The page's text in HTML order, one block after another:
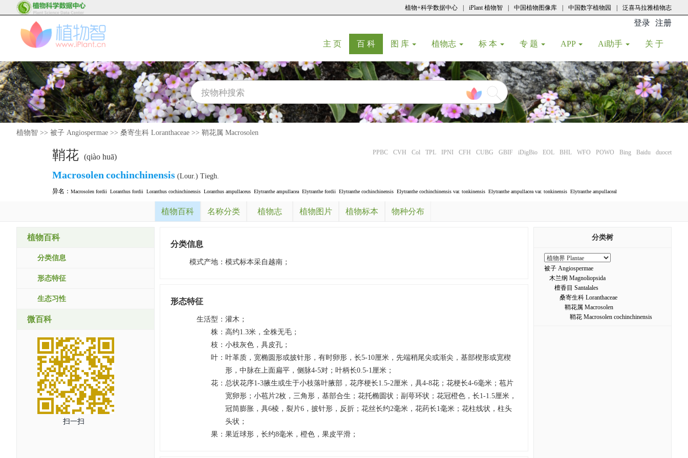
植物+科学数据中心 iPlant 植物智 中国植物图像库 中国数字植物园 泛喜马拉雅植物志
登录 注册
主 页(current)
百 科(current)
图 库 植物志 标 本 专 题 APP Ai助手 关 于
植物智 >> 被子 Angiospermae >> 桑寄生科 Loranthaceae >> 鞘花属 Macrosolen
鞘花 (qiào huā) PPBC CVH Col TPL IPNI CFH CUBG GBIF iDigBio EOL BHL WFO POWO Bing Baidu duocet
Macrosolen cochinchinensis (Lour.) Tiegh.
异名： Macrosolen fordii Loranthus fordii Loranthus cochinchinensis Loranthus ampullaceus Elytranthe ampullacea Elytranthe fordii Elytranthe cochinchinensis Elytranthe cochinchinensis var. tonkinensis Elytranthe ampullacea var. tonkinensis Elytranthe ampullaceal
植物百科 名称分类 植物志 植物图片 植物标本 物种分布
植物百科
分类信息
形态特征
生态习性
微百科
扫一扫
分类信息
模式产地 ： 模式标本采自越南；
形态特征
生活型 ： 灌木；
株 ： 高约1.3米，全株无毛；
枝 ： 小枝灰色，具皮孔；
叶 ： 叶革质，宽椭圆形或披针形，有时卵形，长5-10厘米，先端稍尾尖或渐尖，基部楔形或宽楔
形，中脉在上面扁平，侧脉4-5对；叶柄长0.5-1厘米；
花 ： 总状花序1-3腋生或生于小枝落叶腋部，花序梗长1.5-2厘米，具4-8花；花梗长4-6毫米；苞片
宽卵形；小苞片2枚，三角形，基部合生；花托椭圆状；副萼环状；花冠橙色，长1-1.5厘米，
冠筒膨胀，具6棱，裂片6，披针形，反折；花丝长约2毫米，花药长1毫米；花柱线状，柱头
头状；
果 ： 果近球形，长约8毫米，橙色，果皮平滑；
分类树
被子 Angiospermae
木兰纲 Magnoliopsida
檀香目 Santalales
桑寄生科 Loranthaceae
鞘花属 Macrosolen
鞘花 Macrosolen cochinchinensis